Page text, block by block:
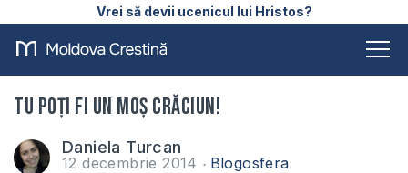
Vrei să devii ucenicul lui Hristos?
Tu poți fi un Moș Crăciun!
Daniela Turcan
12 decembrie 2014 Blogosfera